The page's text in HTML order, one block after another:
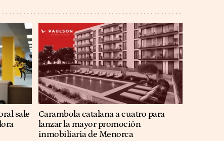
sale
Carambola catalana a cuatro para
lanzar la mayor promoción
inmobiliaria de Menorca